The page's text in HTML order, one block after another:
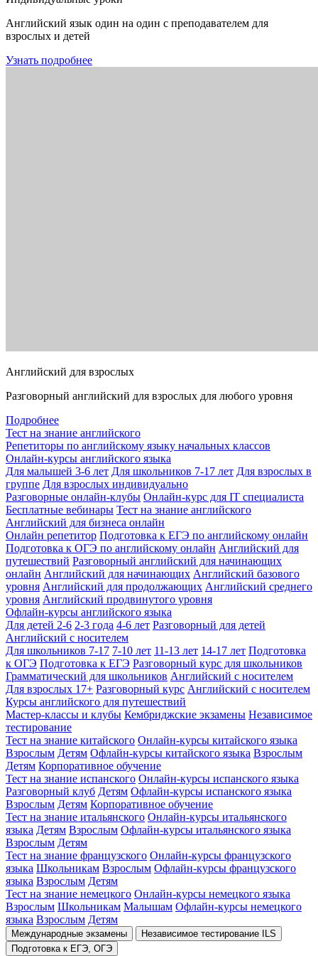
Английский язык один на один с преподавателем для
взрослых и детей
Узнать подробнее
Английский для взрослых
Разговорный английский для взрослых для любого уровня
Подробнее
Тест на знание английского
Репетиторы по английскому языку начальных классов
Онлайн-курсы английского языка
Для малышей 3-6 лет Для школьников 7-17 лет Для взрослых в
группе Для взрослых индивидуально
Разговорные онлайн-клубы Онлайн-курс для IT специалиста
Бесплатные вебинары Тест на знание английского
Английский для бизнеса онлайн
Онлайн репетитор Подготовка к ЕГЭ по английскому онлайн
Подготовка к ОГЭ по английскому онлайн Английский для
путешествий Разговорный английский для начинающих
онлайн Английский для начинающих Английский базового
уровня Английский для продолжающих Английский среднего
уровня Английский продвинутого уровня
Офлайн-курсы английского языка
Для детей 2-6 2-3 года 4-6 лет Разговорный для детей
Английский с носителем
Для школьников 7-17 7-10 лет 11-13 лет 14-17 лет Подготовка
к ОГЭ Подготовка к ЕГЭ Разговорный курс для школьников
Грамматический для школьников Английский с носителем
Для взрослых 17+ Разговорный курс Английский с носителем
Курсы английского для путешествий
Мастер-классы и клубы Кембриджские экзамены Независимое
тестирование
Тест на знание китайского Онлайн-курсы китайского языка
Взрослым Детям Офлайн-курсы китайского языка Взрослым
Детям Корпоративное обучение
Тест на знание испанского Онлайн-курсы испанского языка
Разговорный клуб Детям Офлайн-курсы испанского языка
Взрослым Детям Корпоративное обучение
Тест на знание итальянского Онлайн-курсы итальянского
языка Детям Взрослым Офлайн-курсы итальянского языка
Взрослым Детям
Тест на знание французского Онлайн-курсы французского
языка Школьникам Взрослым Офлайн-курсы французского
языка Взрослым Детям
Тест на знание немецкого Онлайн-курсы немецкого языка
Взрослым Школьникам Малышам Офлайн-курсы немецкого
языка Взрослым Детям
Международные экзамены
Независимое тестирование ILS
Подготовка к ЕГЭ, ОГЭ